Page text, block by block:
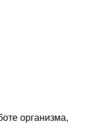
организма,